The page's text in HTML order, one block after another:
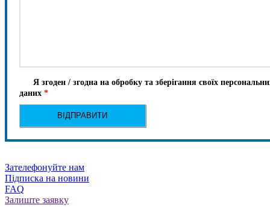
Я згоден / згодна на обробку та зберігання своїх
даних *
Зателефонуйте нам
Підписка на новини
FAQ
Залиште заявку